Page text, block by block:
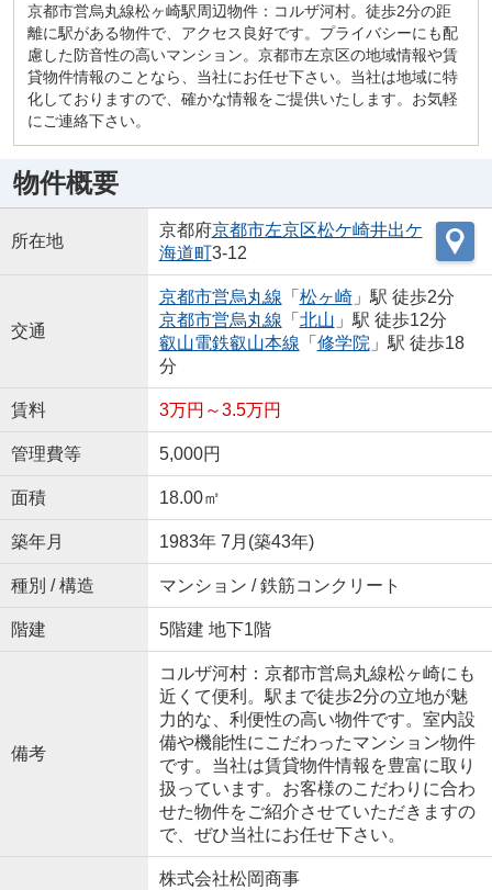
京都市営烏丸線松ヶ崎駅周辺物件：コルザ河村。徒歩2分の距
離に駅がある物件で、アクセス良好です。プライバシーにも配
慮した防音性の高いマンション。京都市左京区の地域情報や賃
貸物件情報のことなら、当社にお任せ下さい。当社は地域に特
化しておりますので、確かな情報をご提供いたします。お気軽
にご連絡下さい。
物件概要
所在地
京都府京都市左京区松ケ崎井出ケ
海道町3-12
交通
京都市営烏丸線 「 松ヶ崎」駅 徒歩2分
京都市営烏丸線 「 北山 」駅 徒歩12分
叡山電鉄叡山本線 「 修学院 」駅 徒歩18
分
賃料 3万円～3.5万円
管理費等 5,000円
面積 18.00㎡
築年月 1983年 7月(築43年)
種別 / 構造 マンション / 鉄筋コンクリート
階建 5階建 地下1階
備考
コルザ河村：京都市営烏丸線松ヶ崎にも
近くて便利。駅まで徒歩2分の立地が魅
力的な、利便性の高い物件です。室内設
備や機能性にこだわったマンション物件
です。当社は賃貸物件情報を豊富に取り
扱っています。お客様のこだわりに合わ
せた物件をご紹介させていただきますの
で、ぜひ当社にお任せ下さい。
株式会社松岡商事